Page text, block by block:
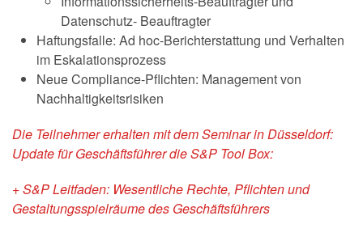
Datenschutz- Beauftragter
Haftungsfalle: Ad hoc-Berichterstattung und Verhalten
im Eskalationsprozess
Neue Compliance-Pflichten: Management von
Nachhaltigkeitsrisiken
Die Teilnehmer erhalten mit dem Seminar in Düsseldorf:
Update für Geschäftsführer die S&P Tool Box:
+ S&P Leitfaden: Wesentliche Rechte, Pflichten und
Gestaltungsspielräume des Geschäftsführers